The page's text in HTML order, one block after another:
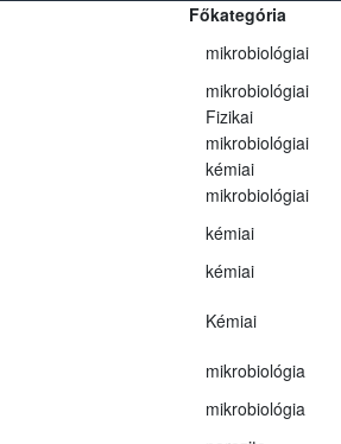
Főkategória
mikrobiológiai
mikrobiológiai
Fizikai
mikrobiológiai
kémiai
mikrobiológiai
kémiai
kémiai
Kémiai
mikrobiológia
mikrobiológia